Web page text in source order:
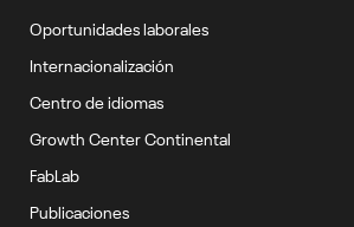
Oportunidades laborales
Internacionalización
Centro de idiomas
Growth Center Continental
FabLab
Publicaciones